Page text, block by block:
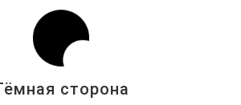
сторона